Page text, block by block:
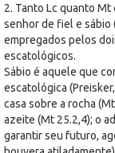
2. Tanto Lc quanto
senhor de fiel e sábio
empregados pelos
escatológicos.
Sábio é aquele que
escatológica
casa sobre a rocha
azeite (Mt 25.2,4); o
garantir seu futuro,